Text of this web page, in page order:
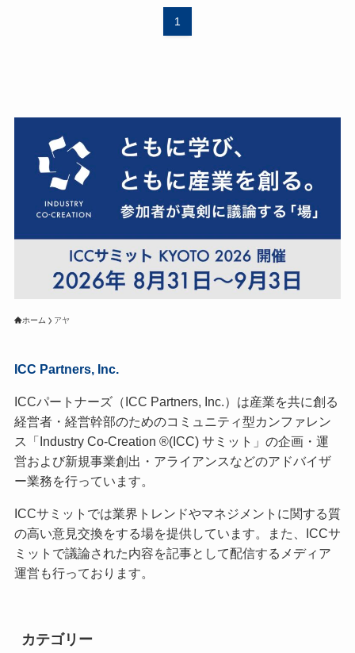
1
ホーム アヤ
ICC Partners, Inc.
ICCパートナーズ（ICC Partners, Inc.）は産業を共に創る
経営者・経営幹部のためのコミュニティ型カンファレン
ス「Industry Co-Creation ®(ICC) サミット」の企画・運
営および新規事業創出・アライアンスなどのアドバイザ
ー業務を行っています。
ICCサミットでは業界トレンドやマネジメントに関する質
の高い意見交換をする場を提供しています。また、ICCサ
ミットで議論された内容を記事として配信するメディア
運営も行っております。
カテゴリー